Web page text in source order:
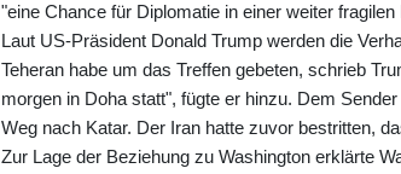
"eine Chance für Diplomatie in einer weiter fragilen
Laut US-Präsident Donald Trump werden die
Teheran habe um das Treffen gebeten, schrieb
morgen in Doha statt", fügte er hinzu. Dem
Weg nach Katar. Der Iran hatte zuvor bestritten,
Zur Lage der Beziehung zu Washington erklärte